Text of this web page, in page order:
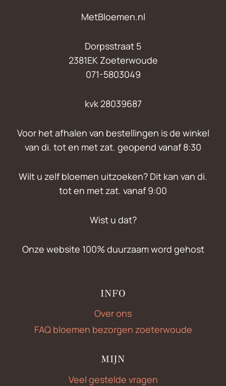
MetBloemen.nl
Dorpsstraat 5
2381EK Zoeterwoude
071-5803049
kvk 28039687
Voor het afhalen van bestellingen is de winkel
van di. tot en met zat. geopend vanaf 8:30
Wilt u zelf bloemen uitzoeken? Dit kan van di.
tot en met zat. vanaf 9:00
Wist u dat?
Onze website 100% duurzaam word gehost
INFO
Over ons
FAQ bloemen bezorgen zoeterwoude
MIJN
Veel gestelde vragen